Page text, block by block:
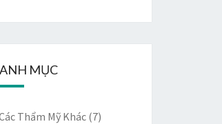
MỤC
Thẩm Mỹ Khác(7)